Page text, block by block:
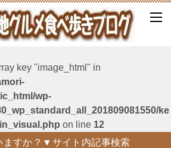
key "image_html" in
wp-
ke
on line 12
ますか？▼サイト内記事検索